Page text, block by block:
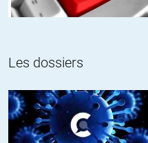
soutien implicite ou explicite de
la II° Guerre Mondiale.
+2 ALERTER
Les dossiers